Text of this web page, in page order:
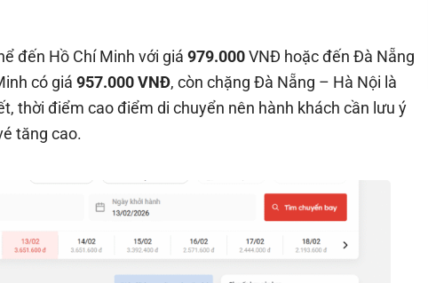
đến Hồ Chí Minh với giá 979.000VNĐ hoặc đến Đà Nẵng
có giá 957.000 VNĐ, còn chặng Đà Nẵng – Hà Nội là
thời điểm cao điểm di chuyển nên hành khách cần lưu ý
tăng cao.